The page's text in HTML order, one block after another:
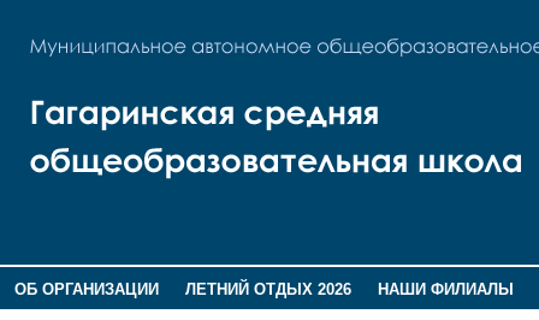
ОБ ОРГАНИЗАЦИИ ЛЕТНИЙ ОТДЫХ 2026
НАШИ ФИЛИАЛЫ